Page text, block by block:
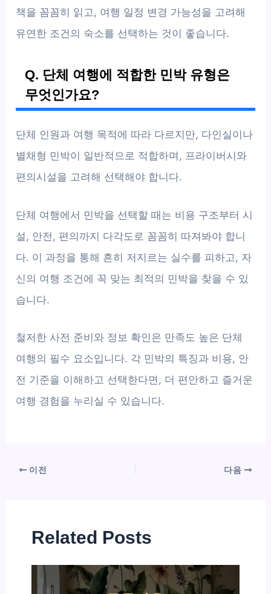
책을 꼼꼼히 읽고, 여행 일정 변경 가능성을 고려해
유연한 조건의 숙소를 선택하는 것이 좋습니다.
Q. 단체 여행에 적합한 민박 유형은
무엇인가요?
단체 인원과 여행 목적에 따라 다르지만, 다인실이나
별채형 민박이 일반적으로 적합하며, 프라이버시와
편의시설을 고려해 선택해야 합니다.
단체 여행에서 민박을 선택할 때는 비용 구조부터 시
설, 안전, 편의까지 다각도로 꼼꼼히 따져봐야 합니
다. 이 과정을 통해 흔히 저지르는 실수를 피하고, 자
신의 여행 조건에 꼭 맞는 최적의 민박을 찾을 수 있
습니다.
철저한 사전 준비와 정보 확인은 만족도 높은 단체
여행의 필수 요소입니다. 각 민박의 특징과 비용, 안
전 기준을 이해하고 선택한다면, 더 편안하고 즐거운
여행 경험을 누리실 수 있습니다.
이전 다음
Related Posts